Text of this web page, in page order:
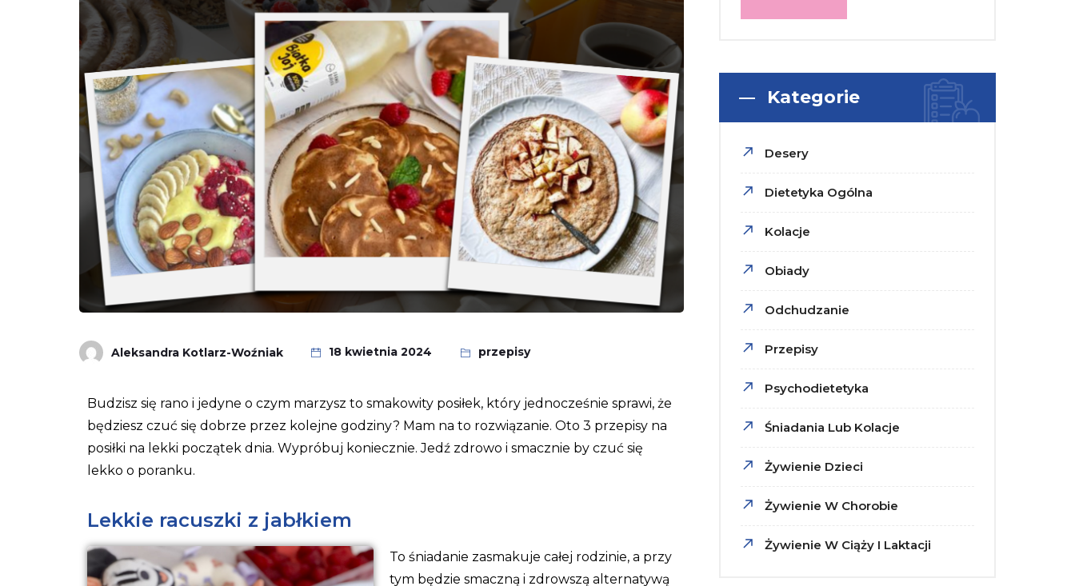
Aleksandra Kotlarz-Woźniak 18 kwietnia 2024 przepisy
Budzisz się rano i jedyne o czym marzysz to smakowity posiłek, który jednocześnie sprawi, że
będziesz czuć się dobrze przez kolejne godziny? Mam na to rozwiązanie. Oto 3 przepisy na
posiłki na lekki początek dnia. Wypróbuj koniecznie. Jedź zdrowo i smacznie by czuć się
lekko o poranku.
Lekkie racuszki z jabłkiem
To śniadanie zasmakuje całej rodzinie, a przy
tym będzie smaczną i zdrowszą alternatywą
Kategorie
Desery
Dietetyka Ogólna
Kolacje
Obiady
Odchudzanie
Przepisy
Psychodietetyka
Śniadania Lub Kolacje
Żywienie Dzieci
Żywienie W Chorobie
Żywienie W Ciąży I Laktacji